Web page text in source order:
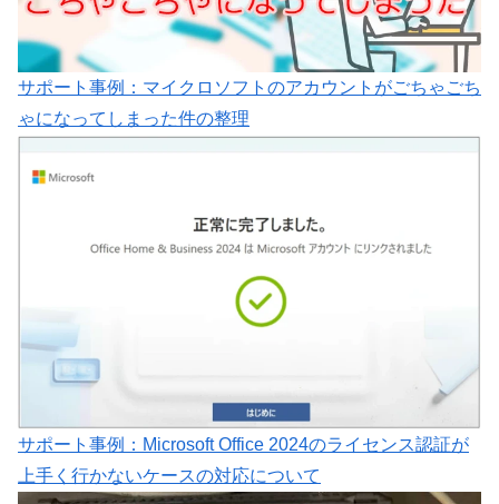
サポート事例：マイクロソフトのアカウントがごちゃごち
ゃになってしまった件の整理
サポート事例：Microsoft Office 2024のライセンス認証が
上手く行かないケースの対応について